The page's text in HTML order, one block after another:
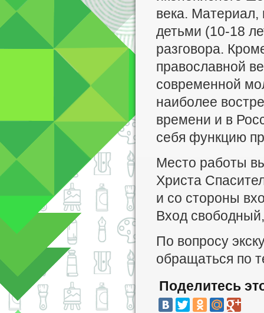
века.
детьми (10-18
разговора.
православной
современной
наиболее
времени и в
себя функцию
Место работы
Христа
и со стороны
Вход
По вопросу
обращаться по
Поделитесь